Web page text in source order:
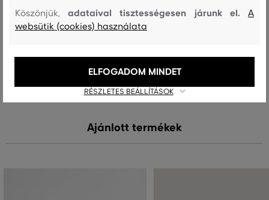
Kezelési útmutató
SZÁRÍTÁS VASALÁS
Ajánlott termékek
Köszönjük,adataival tisztességesen járunk el.A
websütik (cookies) használata
RÉSZLETES BEÁLLÍTÁSOK
ELFOGADOM MINDET